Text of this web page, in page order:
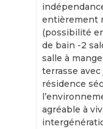
entièrement
(possibilité
de bain -2
salle à
terrasse avec
résidence
agréable à